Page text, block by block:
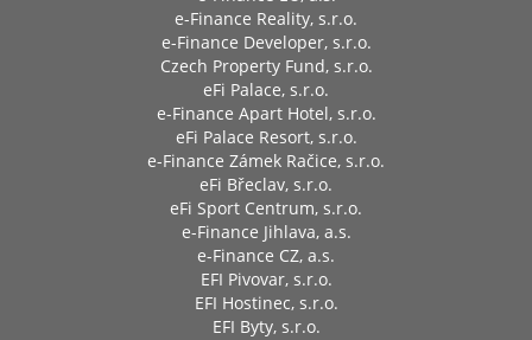
e-Finance Reality, s.r.o.
e-Finance Developer, s.r.o.
Czech Property Fund, s.r.o.
eFi Palace, s.r.o.
e-Finance Apart Hotel, s.r.o.
eFi Palace Resort, s.r.o.
e-Finance Zámek Račice, s.r.o.
eFi Břeclav, s.r.o.
eFi Sport Centrum, s.r.o.
e-Finance Jihlava, a.s.
e-Finance CZ, a.s.
EFI Pivovar, s.r.o.
EFI Hostinec, s.r.o.
EFI Byty, s.r.o.